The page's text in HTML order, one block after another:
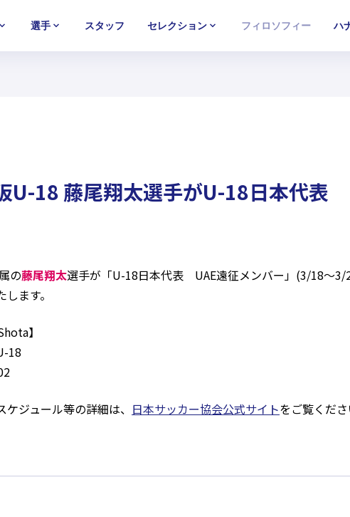
選手 スタッフ セレクション フィロソフィー ハ
U-18 藤尾翔太選手がU-18日本代表
の藤尾翔太選手が「U-18日本代表 UAE遠征メンバー」(3/18～3/
ます。
】
18
ジュール等の詳細は、 日本サッカー協会公式サイトをご覧くだ